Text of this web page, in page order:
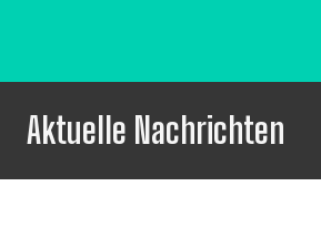
Aktuelle Nachrichten